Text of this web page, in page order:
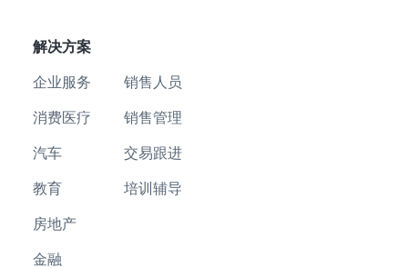
解决方案
企业服务
消费医疗
汽车
教育
房地产
金融
销售人员
销售管理
交易跟进
培训辅导